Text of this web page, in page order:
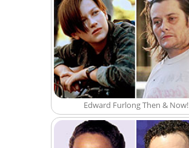
Edward Furlong Then & Now!